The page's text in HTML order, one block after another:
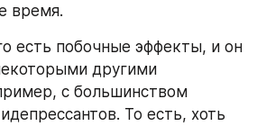
время.
есть побочные эффекты, и он
другими
с большинством
То есть, хоть